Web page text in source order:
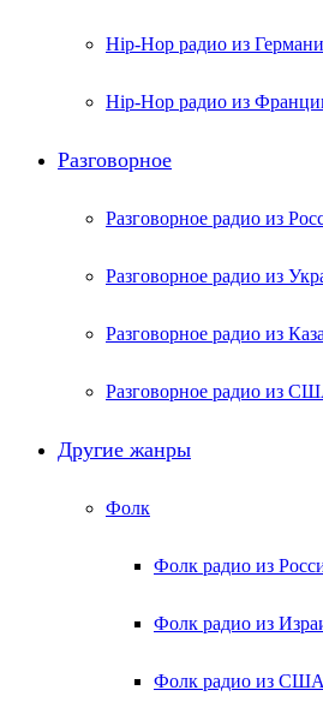
Hip-Hop радио из
Hip-Hop радио из
Разговорное
Разговорное радио из
Разговорное радио из
Разговорное радио из
Разговорное радио из
Другие жанры
Фолк
Фолк радио из
Фолк радио из
Фолк радио из США